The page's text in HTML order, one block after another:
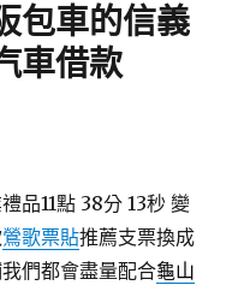
包車的信義
車借款
品11點 38分 13秒 變
鶯歌票貼推薦支票換成
們都會盡量配合龜山